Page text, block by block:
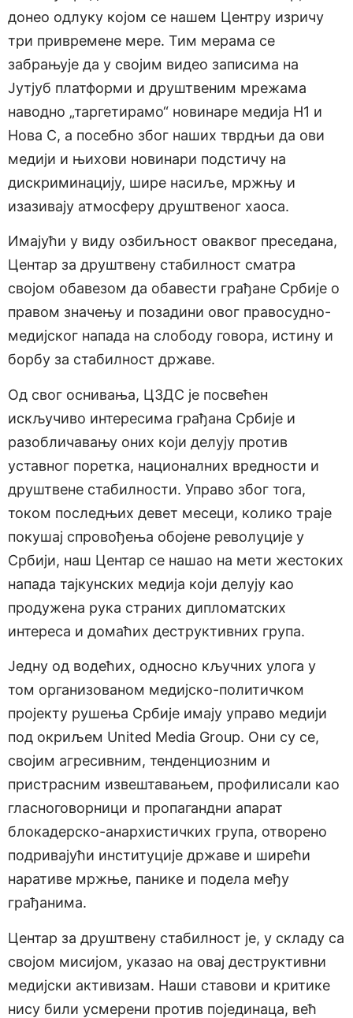
донео одлуку којом се нашем Центру изричу
три привремене мере. Тим мерама се
забрањује да у својим видео записима на
Јутјуб платформи и друштвеним мрежама
наводно „таргетирамо“ новинаре медија Н1 и
Нова С, а посебно због наших тврдњи да ови
медији и њихови новинари подстичу на
дискриминацију, шире насиље, мржњу и
изазивају атмосферу друштвеног хаоса.
Имајући у виду озбиљност оваквог преседана,
Центар за друштвену стабилност сматра
својом обавезом да обавести грађане Србије о
правом значењу и позадини овог правосудно-
медијског напада на слободу говора, истину и
борбу за стабилност државе.
Од свог оснивања, ЦЗДС је посвећен
искључиво интересима грађана Србије и
разобличавању оних који делују против
уставног поретка, националних вредности и
друштвене стабилности. Управо због тога,
током последњих девет месеци, колико траје
покушај спровођења обојене револуције у
Србији, наш Центар се нашао на мети жестоких
напада тајкунских медија који делују као
продужена рука страних дипломатских
интереса и домаћих деструктивних група.
Једну од водећих, односно кључних улога у
том организованом медијско-политичком
пројекту рушења Србије имају управо медији
под окриљем United Media Group. Они су се,
својим агресивним, тенденциозним и
пристрасним извештавањем, профилисали као
гласноговорници и пропагандни апарат
блокадерско-анархистичких група, отворено
подривајући институције државе и ширећи
наративе мржње, панике и подела међу
грађанима.
Центар за друштвену стабилност је, у складу са
својом мисијом, указао на овај деструктивни
медијски активизам. Наши ставови и критике
нису били усмерени против појединаца, већ